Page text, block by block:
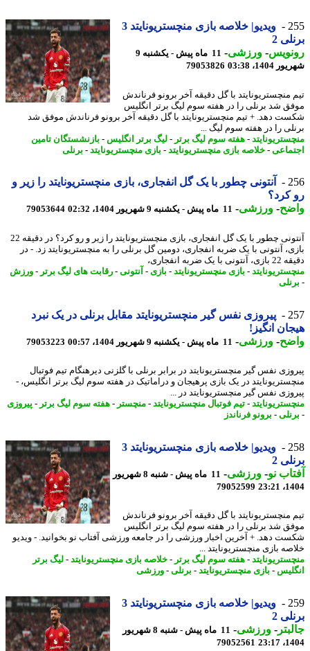
ویدیو| خلاصه بازی منچستریونایتد 3
2
-ورزشی-
11 ماه پیش - یکشنبه 9
03:38
79053826
منچستریونایتد با گل دقیقه آخر برونو فرناندش
شد برنلی را در هفته سوم لیگ برتر انگلیس
دهد. + تیم منچستریونایتد با گل دقیقه آخر برونو فرناندش موفق شد
را در هفته سوم لیگ ...
-هفته سوم لیگ برتر - لیگ برتر انگلیس-بازنشستگان تامین
-خلاصه بازی منچستریونایتد-بازی منچستریونایتد-برنلی
آنتونی چطور با یک گل انفجاری، بازی منچستریونایتد را زیر و
کرد؟
-ورزشی-11 ماه پیش - یکشنبه 9 شهریور 1404، 02:32 79053644
آنتونی چطور با یک گل انفجاری، بازی منچستریونایتد را زیر و رو کرد؟ در دقیقه 22
آنتونی با یک ضربه انفجاری، دومین گل برنلی را به منچستریونایتد زد. - در
یک ضربه انفجاری،
-بازی منچستریونایتد-بازی - آنتونی-رقابت های لیگ برتر - ورزش
پیروزی نفس گیر منچستریونایتد مقابل برنلی در یک نبرد
انگیز!
-ورزشی-11 ماه پیش - یکشنبه 9 شهریور 1404، 00:57 79053223
نفس گیر منچستریونایتد در برابر برنلی با گلزنی دیرهنگام تیم فوتبال
در یک بازی پرهیجان و دراماتیک در هفته سوم لیگ برتر انگلیس، -
نفس گیر منچستریونایتد در ...
-تیم فوتبال منچستریونایتد-منچستر-هفته سوم لیگ برتر - پیروزی
-برونو فرناندز
ویدیو| خلاصه بازی منچستریونایتد 3
2
نو- ورزشی-
11 ماه پیش - شنبه 8 شهریور
79052599
منچستریونایتد با گل دقیقه آخر برونو فرناندش
شد برنلی را در هفته سوم لیگ برتر انگلیس
دهد. + آخرین اخبار ورزشی را در جامعه ورزشی آفتاب نو بخوانید. - ویدیو
بازی منچستریونایتد ...
-هفته سوم لیگ برتر - خلاصه بازی منچستریونایتد-لیگ برتر
-بازی منچستریونایتد-برنلی-ورزشی
ویدیو| خلاصه بازی منچستریونایتد 3
2
-ورزشی-
11 ماه پیش - شنبه 8 شهریور
79052561